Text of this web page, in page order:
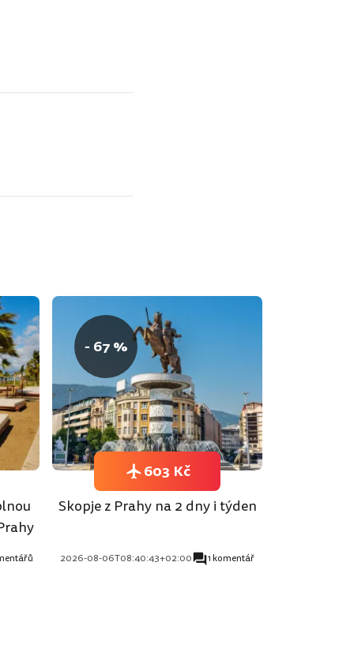
- 67 %
Skopje z Prahy na 2 dny i týden
2026-08-06T08:40:43+02:00 1 komentář
603 Kč